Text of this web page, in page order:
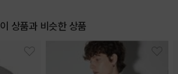
PRODUCT VIEW
이 상품과 비슷한 상품